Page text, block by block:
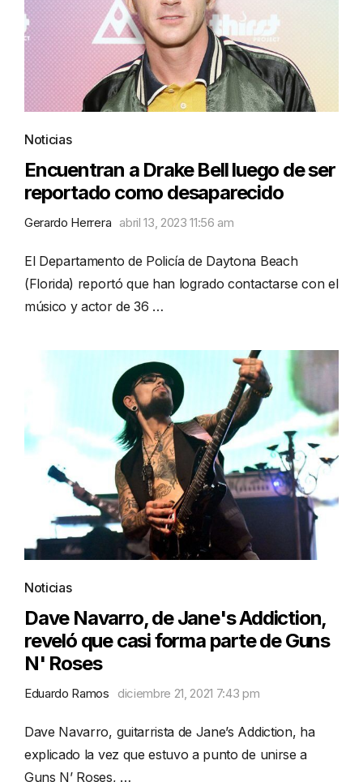
Noticias
Encuentran a Drake Bell luego de ser
reportado como desaparecido
Gerardo Herrera abril 13, 2023 11:56 am
El Departamento de Policía de Daytona Beach
(Florida) reportó que han logrado contactarse con el
músico y actor de 36 …
Noticias
Dave Navarro, de Jane's Addiction,
reveló que casi forma parte de Guns
N' Roses
Eduardo Ramos diciembre 21, 2021 7:43 pm
Dave Navarro, guitarrista de Jane’s Addiction, ha
explicado la vez que estuvo a punto de unirse a
Guns N’ Roses, …